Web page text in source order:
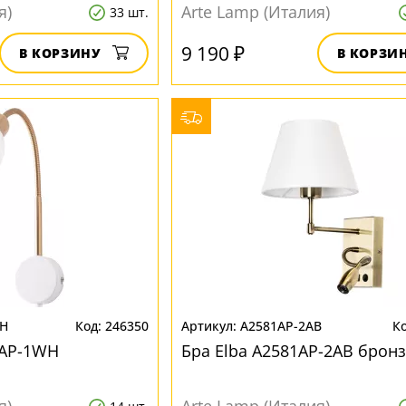
33 шт.
В КОРЗИНУ
Arte Lamp (Италия)
9 190 ₽ В
246350
1WH
A2581AP-2AB
Бра Elba A2581AP-2AB